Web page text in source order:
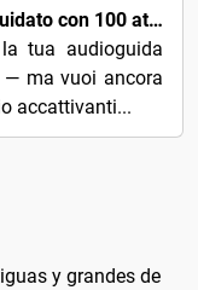
Storie di Cracovia: tour audio autoguidato con 100 attrazioni principali
tua audioguida
— ma vuoi ancora
accattivanti...
y grandes de